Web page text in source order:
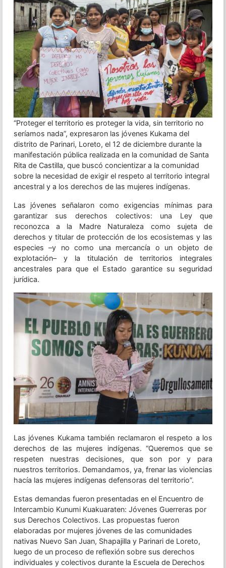
“Proteger el territorio es proteger la vida, sin territorio no
seríamos nada”, expresaron las jóvenes Kukama del
distrito de Parinari, Loreto, el 12 de diciembre durante la
manifestación pública realizada en la comunidad de Santa
Rita de Castilla, que buscó concientizar a la comunidad
sobre la necesidad de exigir el respeto al territorio integral
ancestral y a los derechos de las mujeres indígenas.
Las jóvenes señalaron como exigencias mínimas para
garantizar sus derechos colectivos: una Ley que
reconozca a la Madre Naturaleza como sujeta de
derechos y titular de protección de los ecosistemas y las
especies –y no como una mercancía o un objeto de
explotación– y la titulación de territorios integrales
ancestrales para que el Estado garantice su seguridad
jurídica.
Las jóvenes Kukama también reclamaron el respeto a los
derechos de las mujeres indígenas. “Queremos que se
respeten nuestras decisiones, que son por y para
nuestros territorios. Demandamos, ya, frenar las violencias
hacía las mujeres indígenas defensoras del territorio”.
Estas demandas fueron presentadas en el Encuentro de
Intercambio Kunumi Kuakuaraten: Jóvenes Guerreras por
sus Derechos Colectivos. Las propuestas fueron
elaboradas por mujeres jóvenes de las comunidades
nativas Nuevo San Juan, Shapajilla y Parinari de Loreto,
luego de un proceso de reflexión sobre sus derechos
individuales y colectivos durante la Escuela de Derechos